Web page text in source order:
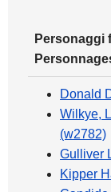
Personaggi
Donald
Wilkye,
(w2782)
Gulliver
Kipper